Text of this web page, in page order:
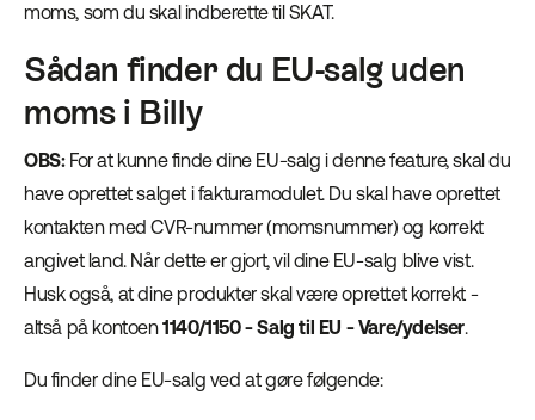
moms, som du skal indberette til SKAT.
Sådan finder du EU-salg uden
moms i Billy
OBS:For at kunne finde dine EU-salg i denne feature, skal du
have oprettet salget i fakturamodulet. Du skal have oprettet
kontakten med CVR-nummer (momsnummer) og korrekt
angivet land. Når dette er gjort, vil dine EU-salg blive vist.
Husk også, at dine produkter skal være oprettet korrekt -
altså på kontoen1140/1150 - Salg til EU - Vare/ydelser.
Du finder dine EU-salg ved at gøre følgende: